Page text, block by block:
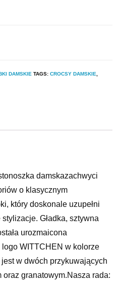
DAMSKIE TAGS: CROCSY DAMSKIE
damskazachwyci
o klasycznym
który doskonale uzupełni
Gładka, sztywna
urozmaicona
logo WITTCHEN w kolorze
w dwóch przykuwających
granatowym.Nasza rada: